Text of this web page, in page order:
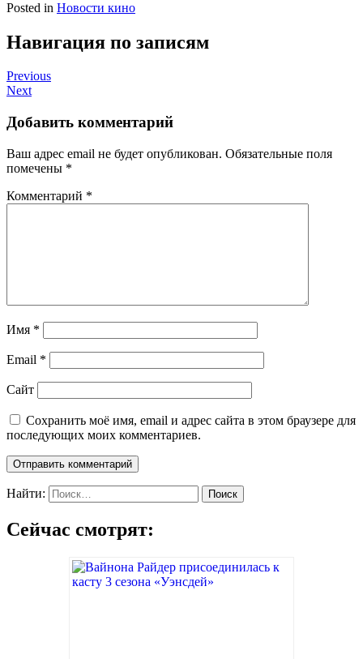
Posted in Новости кино
Навигация по записям
Previous
Next
Добавить комментарий
Ваш адрес email не будет опубликован. Обязательные поля
помечены *
Комментарий *
Имя *
Email *
Сайт
Сохранить моё имя, email и адрес сайта в этом браузере для
последующих моих комментариев.
Найти:
Сейчас смотрят: